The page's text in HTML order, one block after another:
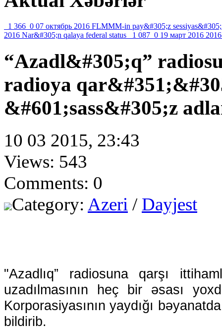
1 366 0 07 октябрь 2016 FLMMM-in pay&#305;z sessiyas&#305;
2016 Nar&#305;n qalaya federal status 1 087 0 19 март 2016
“Azadl&#305;q”
radioya
&#601;sass&#305;z
10 03 2015, 23:43
Views: 543
Comments: 0
Category: Azeri / Dayjest
"Azadlıq” radiosuna qarşı
uzadılmasının heç bir əsası
Korporasiyasının yaydığı
bildirib.